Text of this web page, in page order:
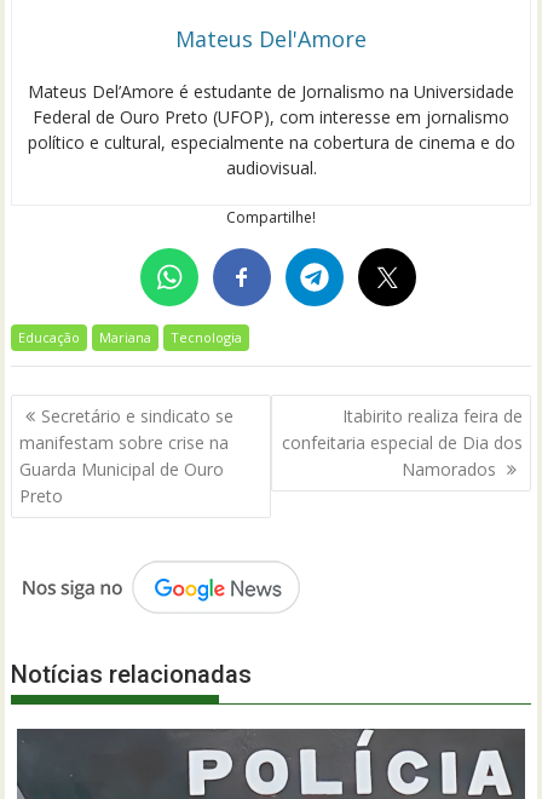
Mateus Del'Amore
Mateus Del’Amore é estudante de Jornalismo na Universidade
Federal de Ouro Preto (UFOP), com interesse em jornalismo
político e cultural, especialmente na cobertura de cinema e do
audiovisual.
Compartilhe!
Educação Mariana Tecnologia
Navegação
de
Post
Secretário e sindicato se
manifestam sobre crise na
Guarda Municipal de Ouro
Preto
Itabirito realiza feira de
confeitaria especial de Dia dos
Namorados
Notícias relacionadas